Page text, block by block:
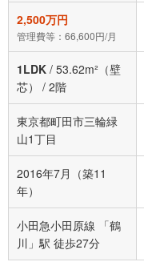
2,500万円
管理費等：66,600円/月
1LDK / 53.62m²（壁
芯）
/ 2階
東京都町田市三輪緑
山1丁目
2016年7月（築11
年）
小田急小田原線 「鶴
川」駅 徒歩27分